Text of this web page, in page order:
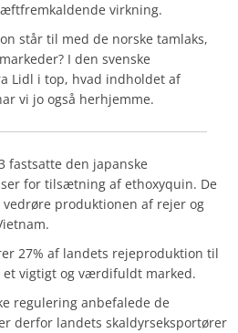
virkning.
står til med de norske tamlaks,
I den svenske
Lidl i top, hvad indholdet af
vi jo også herhjemme.
fastsatte den japanske
for tilsætning af ethoxyquin. De
produktionen af rejer og
27% af landets rejeproduktion til
et vigtigt og værdifuldt marked.
regulering anbefalede de
derfor landets skaldyrseksportører